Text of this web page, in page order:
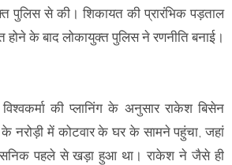
पुलिस से की। शिकायत की प्रारंभिक पड़ताल
होने के बाद लोकायुक्त पुलिस ने रणनीति बनाई।
की प्लानिंग के अनुसार राकेश बिसेन
नरोड़ी में कोटवार के घर के सामने पहुंचा, जहां
पहले से खड़ा हुआ था। राकेश ने जैसे ही